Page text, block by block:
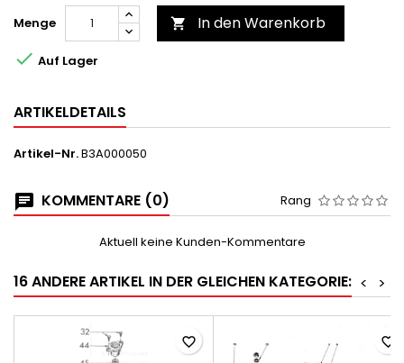
Menge
 In den Warenkorb
 Auf Lager
ARTIKELDETAILS
Artikel-Nr.B3A000050
KOMMENTARE (0) Rang
Aktuell keine Kunden-Kommentare
16 ANDERE ARTIKEL IN DER GLEICHEN KATEGORIE: >
<
favorite_border favorite_border